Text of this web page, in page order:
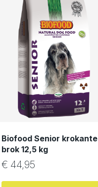
Biofood Senior krokante
brok 12,5 kg
€ 44,95